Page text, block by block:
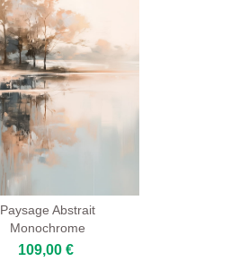
Paysage Abstrait
Monochrome
109,00 €